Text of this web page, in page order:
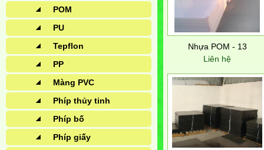
POM
PU
Tepflon
PP
Màng PVC
Phíp thủy tinh
Phíp bố
Phíp giấy
Nhựa POM - 13
Liên hệ